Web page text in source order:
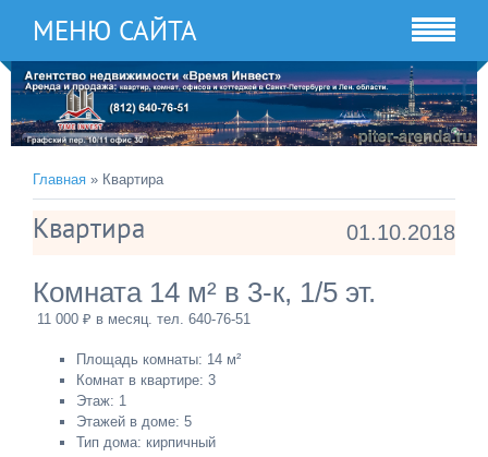
МЕНЮ САЙТА
Главная » Квартира
01.10.2018
Квартира
Комната 14 м² в 3-к, 1/5 эт.
11 000 ₽ в месяц. тел. 640-76-51
Площадь комнаты: 14 м²
Комнат в квартире: 3
Этаж: 1
Этажей в доме: 5
Тип дома: кирпичный